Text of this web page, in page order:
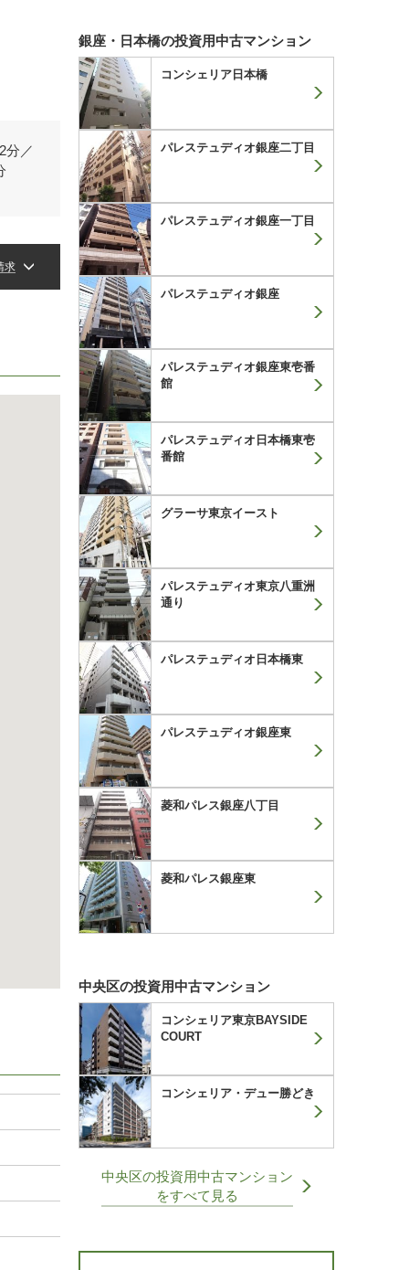
分／
求
銀座・日本橋の投資用中古マンション
コンシェリア日本橋
パレステュディオ銀座二丁目
パレステュディオ銀座一丁目
パレステュディオ銀座
パレステュディオ銀座東壱番
館
パレステュディオ日本橋東壱
番館
グラーサ東京イースト
パレステュディオ東京八重洲
通り
パレステュディオ日本橋東
パレステュディオ銀座東
菱和パレス銀座八丁目
菱和パレス銀座東
中央区の投資用中古マンション
コンシェリア東京BAYSIDE
COURT
コンシェリア・デュー勝どき
中央区の投資用中古マンション
をすべて見る